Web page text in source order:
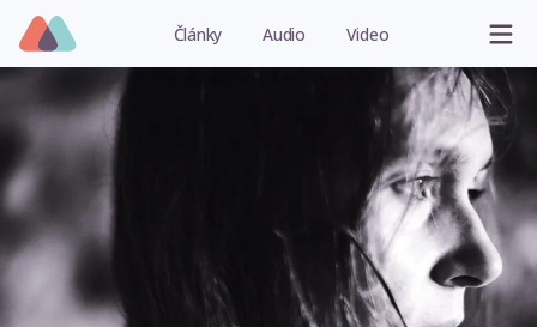
Články Audio Video